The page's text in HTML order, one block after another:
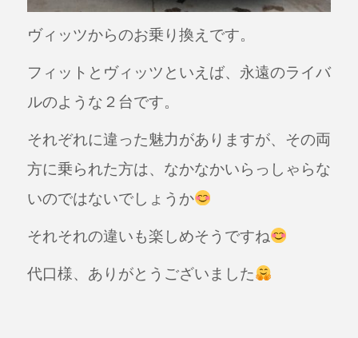
ヴィッツからのお乗り換えです。
フィットとヴィッツといえば、永遠のライバ
ルのような２台です。
それぞれに違った魅力がありますが、その両
方に乗られた方は、なかなかいらっしゃらな
いのではないでしょうか
それそれの違いも楽しめそうですね
代口様、ありがとうございました